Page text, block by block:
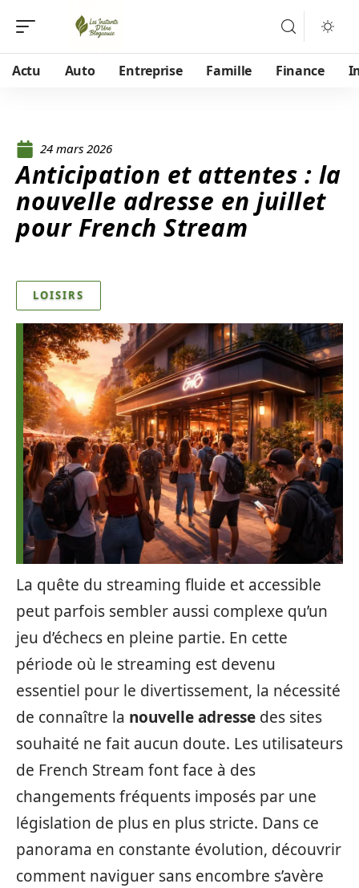
Actu Auto Entreprise Famille Finance
24 mars 2026
Anticipation et attentes : la
nouvelle adresse en juillet
pour French Stream
LOISIRS
La quête du streaming fluide et accessible
peut parfois sembler aussi complexe qu’un
jeu d’échecs en pleine partie. En cette
période où le streaming est devenu
essentiel pour le divertissement, la nécessité
de connaître la nouvelle adresse des sites
souhaité ne fait aucun doute. Les utilisateurs
de French Stream font face à des
changements fréquents imposés par une
législation de plus en plus stricte. Dans ce
panorama en constante évolution, découvrir
comment naviguer sans encombre s’avère